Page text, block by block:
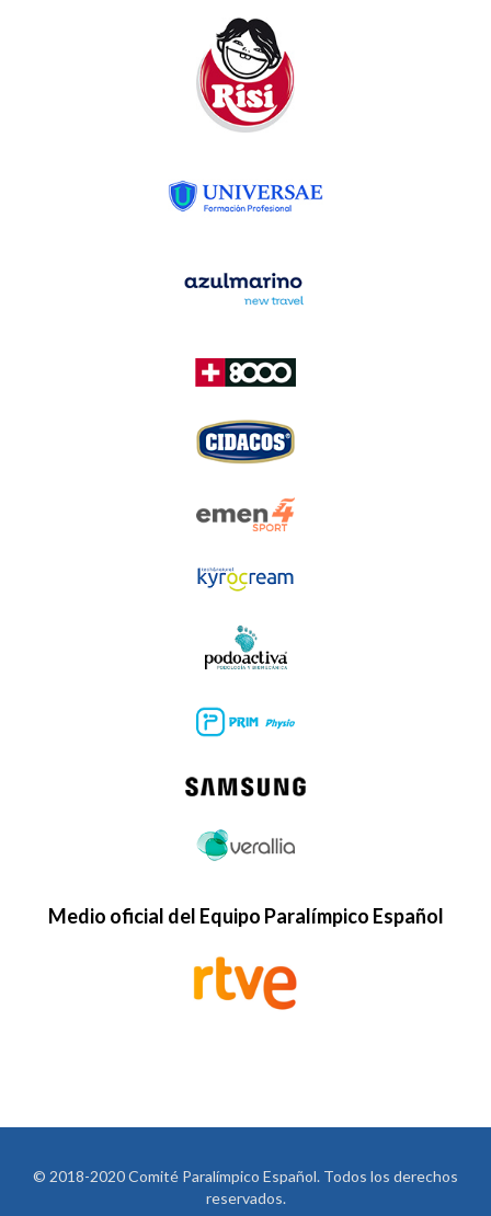
Medio oficial del Equipo Paralímpico Español
© 2018-2020 Comité Paralímpico Español. Todos los derechos
reservados.